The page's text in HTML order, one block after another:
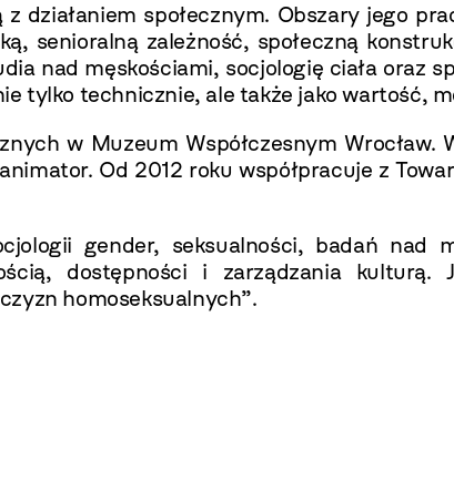
społecznym. Obszary jego
senioralną zależność, społeczną
nad męskościami, socjologię ciała oraz
tylko technicznie, ale także jako wartość,
w Muzeum Współczesnym Wrocław.
Od 2012 roku współpracuje z
gender, seksualności, badań nad
dostępności i zarządzania kulturą.
homoseksualnych”.